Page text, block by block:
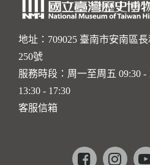
地址：709025 臺南市安南區
250號
服務時段：周一至周五 09:30 -
13:30 - 17:30
客服信箱
Facebook